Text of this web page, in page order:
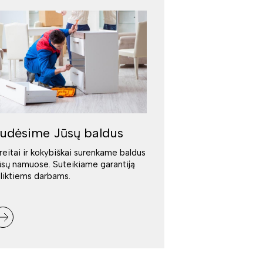
Jūsų baldus
ir kokybiškai surenkame baldus
namuose. Suteikiame garantiją
darbams.